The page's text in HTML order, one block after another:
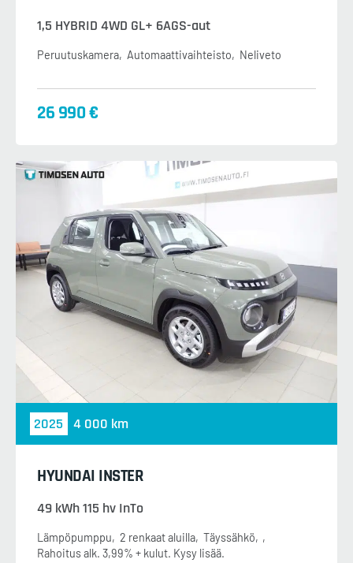
1,5 HYBRID 4WD GL+ 6AGS-aut
Peruutuskamera Automaattivaihteisto Neliveto
26 990 €
2025 4 000 km
HYUNDAI INSTER
49 kWh 115 hv InTo
Lämpöpumppu 2 renkaat aluilla
Täyssähkö
Rahoitus alk. 3,99% + kulut. Kysy lisää.